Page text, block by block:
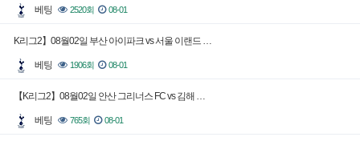
베팅 2520회 08-01
K리그2】08월02일 부산 아이파크 vs 서울 이랜드 …
베팅 1906회 08-01
【K리그2】08월02일 안산 그리너스 FC vs 김해 …
베팅 765회 08-01